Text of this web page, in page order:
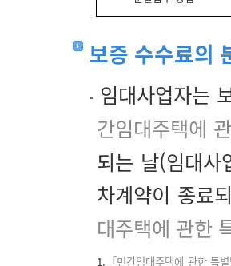
보증 수수료의
임대사업자는
간임대주택에
되는 날(임대사
차계약이 종료
대주택에 관한
1. 「민간임대주택에 관한 특